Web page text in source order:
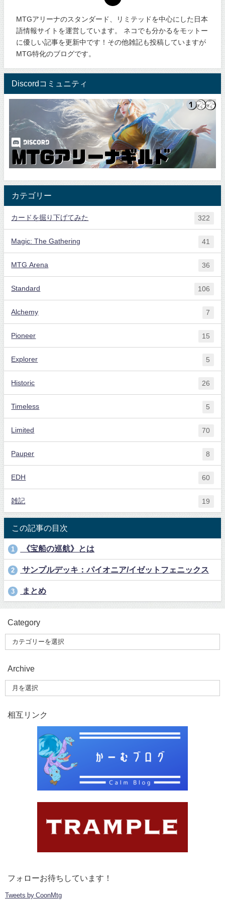
MTGアリーナのスタンダード、リミテッドを中心にした日本
語情報サイトを運営しています。 ネコでも分かるをモットー
に優しい記事を更新中です！その他雑記も投稿していますが
MTG特化のブログです。
Discordコミュニティ
カテゴリー
カードを掘り下げてみた 322
Magic: The Gathering 41
MTG Arena 36
Standard 106
Alchemy 7
Pioneer 15
Explorer 5
Historic 26
Timeless 5
Limited 70
Pauper 8
EDH 60
雑記 19
この記事の目次
1 《宝船の巡航》とは
2 サンプルデッキ：パイオニア/イゼットフェニックス
3 まとめ
Category
Archive
相互リンク
フォローお待ちしています！
Tweets by CoonMtg